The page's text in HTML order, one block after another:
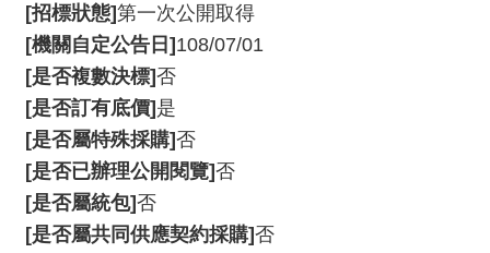
資
訊
安
全
網
站
資
料
[招標狀態]第一次公開取得
[機關自定公告日]108/07/01
[是否複數決標]否
[是否訂有底價]是
[是否屬特殊採購]否
[是否已辦理公開閱覽]否
[是否屬統包]否
[是否屬共同供應契約採購]否